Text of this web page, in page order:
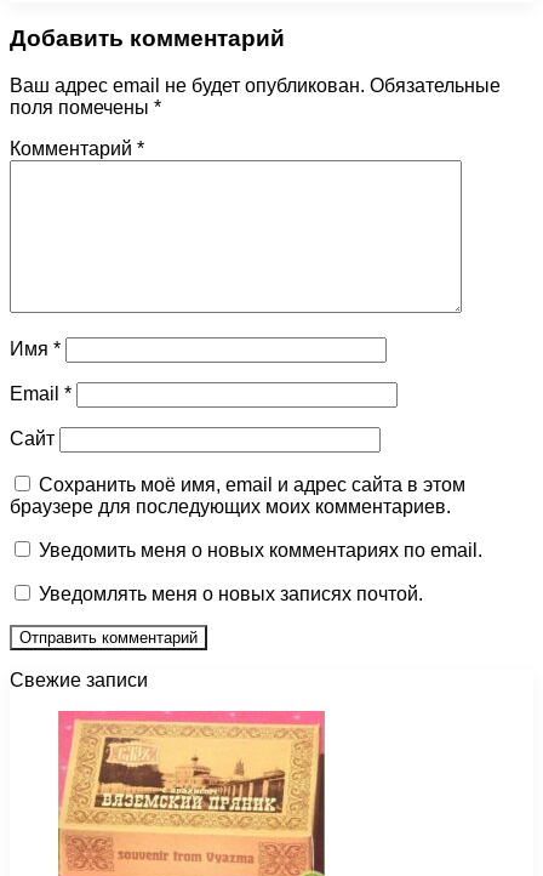
Добавить комментарий
Ваш адрес email не будет опубликован. Обязательные
поля помечены *
Комментарий *
Имя *
Email *
Сайт
Сохранить моё имя, email и адрес сайта в этом
браузере для последующих моих комментариев.
Уведомить меня о новых комментариях по email.
Уведомлять меня о новых записях почтой.
Свежие записи